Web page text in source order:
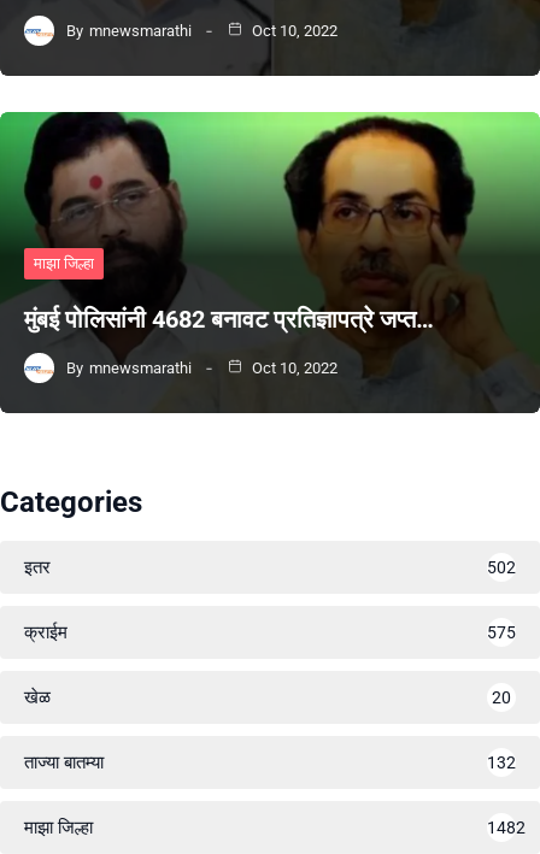
By mnewsmarathi Oct 10, 2022
माझा जिल्हा
मुंबई पोलिसांनी 4682 बनावट प्रतिज्ञापत्रे जप्त…
By mnewsmarathi Oct 10, 2022
Categories
इतर 502
क्राईम 575
खेळ 20
ताज्या बातम्या 132
माझा जिल्हा 1482